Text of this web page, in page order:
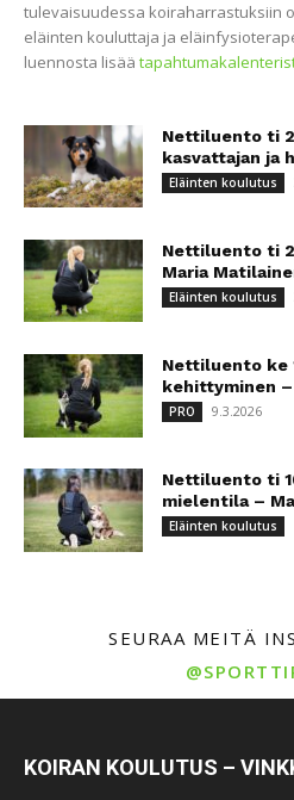
tulevaisuudessa koiraharrastuksiin
eläinten kouluttaja ja
luennosta lisää
Nettiluento ti
kasvattajan ja
Eläinten koulutus
Nettiluento ti
Maria
Eläinten koulutus
Nettiluento ke
kehittyminen –
PRO 9.3.2026
Nettiluento ti
mielentila –
Eläinten koulutus
SEURAA MEITÄ
KOIRAN KOULUTUS –